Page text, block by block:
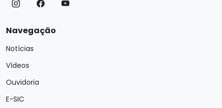
Navegação
Notícias
Vídeos
Ouvidoria
E-SIC